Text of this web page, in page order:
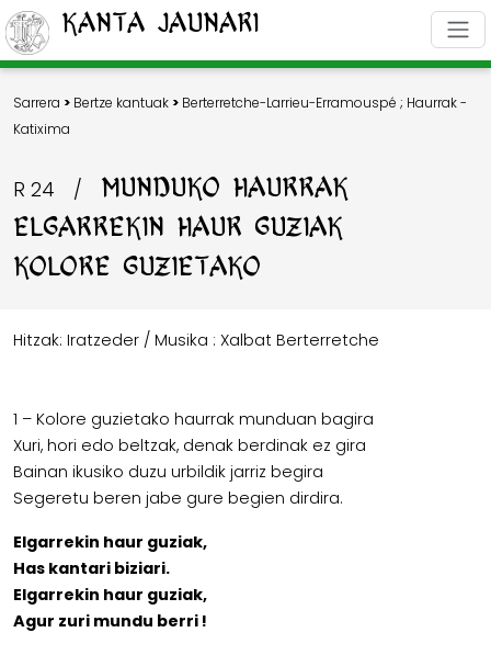
Kanta Jaunari
Sarrera > Bertze kantuak > Berterretche-Larrieu-Erramouspé ; Haurrak -
Katixima
R 24 /
MUNDUKO HAURRAK -
ELGARREKIN HAUR GUZIAK -
KOLORE GUZIETAKO
Hitzak: Iratzeder / Musika : Xalbat Berterretche
1 – Kolore guzietako haurrak munduan bagira
Xuri, hori edo beltzak, denak berdinak ez gira
Bainan ikusiko duzu urbildik jarriz begira
Segeretu beren jabe gure begien dirdira.
Elgarrekin haur guziak,
Has kantari biziari.
Elgarrekin haur guziak,
Agur zuri mundu berri !